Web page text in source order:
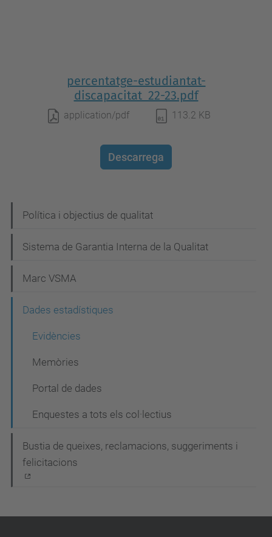
percentatge-estudiantat-
discapacitat_22-23.pdf
application/pdf 113.2 KB
Descarrega
a
v
g
Política i objectius de qualitat
Sistema de Garantia Interna de la Qualitat
Marc VSMA
Dades estadístiques
Evidències
Memòries
Portal de dades
Enquestes a tots els col·lectius
Bustia de queixes, reclamacions, suggeriments i
felicitacions